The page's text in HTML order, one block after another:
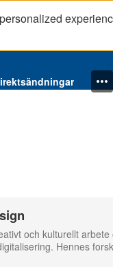
och kulturellt
Hennes